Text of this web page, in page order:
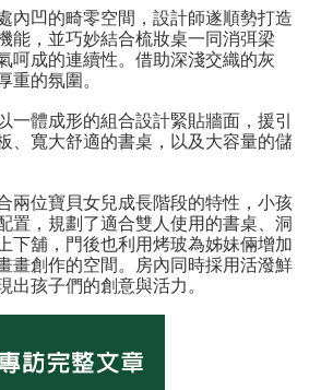
內凹的畸零空間，設計師遂順勢打造
能，並巧妙結合梳妝桌一同消弭梁
呵成的連續性。借助深淺交織的灰
重的氛圍。
一體成形的組合設計緊貼牆面，援引
、寬大舒適的書桌，以及大容量的儲
兩位寶貝女兒成長階段的特性，小孩
置，規劃了適合雙人使用的書桌、洞
下舖，門後也利用烤玻為姊妹倆增加
畫創作的空間。房內同時採用活潑鮮
出孩子們的創意與活力。